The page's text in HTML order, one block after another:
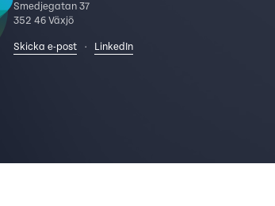
Smedjegatan 37
352 46 Växjö
Skicka e-post· LinkedIn